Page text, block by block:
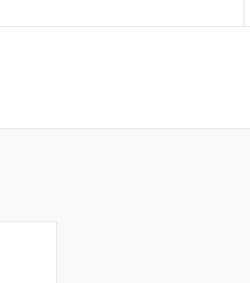
В избранное